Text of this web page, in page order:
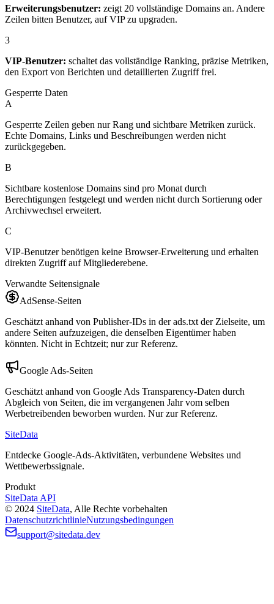
Erweiterungsbenutzer: zeigt 20 vollständige Domains an. Andere
Zeilen bitten Benutzer, auf VIP zu upgraden.
3
VIP-Benutzer: schaltet das vollständige Ranking, präzise Metriken,
den Export von Berichten und detaillierten Zugriff frei.
Gesperrte Daten
A
Gesperrte Zeilen geben nur Rang und sichtbare Metriken zurück.
Echte Domains, Links und Beschreibungen werden nicht
zurückgegeben.
B
Sichtbare kostenlose Domains sind pro Monat durch
Berechtigungen festgelegt und werden nicht durch Sortierung oder
Archivwechsel erweitert.
C
VIP-Benutzer benötigen keine Browser-Erweiterung und erhalten
direkten Zugriff auf Mitgliederebene.
Verwandte Seitensignale
AdSense-Seiten
Geschätzt anhand von Publisher-IDs in der ads.txt der Zielseite, um
andere Seiten aufzuzeigen, die denselben Eigentümer haben
könnten. Nicht in Echtzeit; nur zur Referenz.
Google Ads-Seiten
Geschätzt anhand von Google Ads Transparency-Daten durch
Abgleich von Seiten, die im vergangenen Jahr vom selben
Werbetreibenden beworben wurden. Nur zur Referenz.
SiteData
Entdecke Google-Ads-Aktivitäten, verbundene Websites und
Wettbewerbssignale.
Produkt
SiteData API
© 2024 SiteData, Alle Rechte vorbehalten
DatenschutzrichtlinieNutzungsbedingungen
support@sitedata.dev